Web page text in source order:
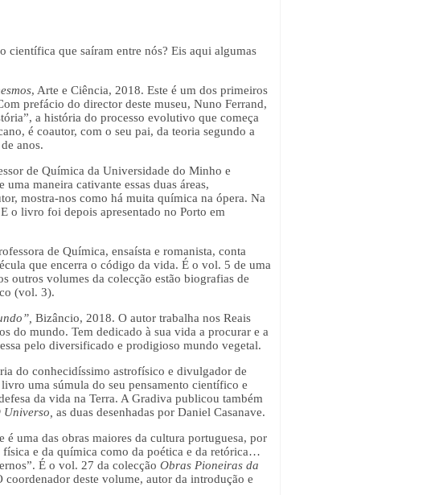
científica que saíram entre nós? Eis aqui algumas
, Arte e Ciência, 2018. Este é um dos primeiros
prefácio do director deste museu, Nuno Ferrand,
a história do processo evolutivo que começa
é coautor, com o seu pai, da teoria segundo a
anos.
de Química da Universidade do Minho e
maneira cativante essas duas áreas,
mostra-nos como há muita química na ópera. Na
o livro foi depois apresentado no Porto em
de Química, ensaísta e romanista, conta
que encerra o código da vida. É o vol. 5 de uma
outros volumes da colecção estão biografias de
(vol. 3).
Bizâncio, 2018. O autor trabalha nos Reais
do mundo. Tem dedicado à sua vida a procurar e a
pelo diversificado e prodigioso mundo vegetal.
do conhecidíssimo astrofísico e divulgador de
uma súmula do seu pensamento científico e
da vida na Terra. A Gradiva publicou também
Universo, as duas desenhadas por Daniel Casanave.
uma das obras maiores da cultura portuguesa, por
e da química como da poética e da retórica…
É o vol. 27 da colecção Obras Pioneiras da
deste volume, autor da introdução e